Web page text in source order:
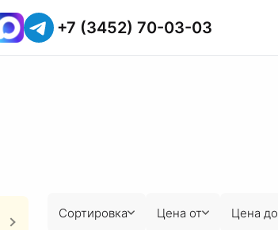
+7 (3452) 70-03-03
Сортировка Цена от Цена до